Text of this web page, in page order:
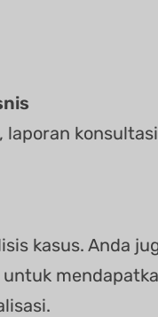
laporan
kasus. Anda